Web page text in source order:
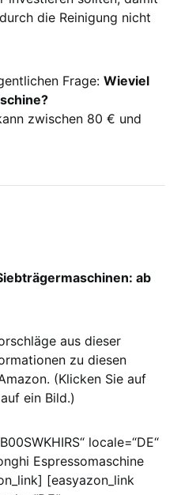
die Reinigung nicht
Frage: Wieviel
zwischen 80 € und
ab
aus dieser
zu diesen
(Klicken Sie auf
ein Bild.)
locale=“DE“
Espressomaschine
[easyazon_link